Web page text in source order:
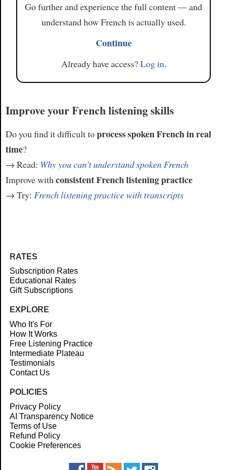
Go further and experience the full content — and
understand how French is actually used.
Continue
Already have access?Log in.
Improve your French listening skills
Do you find it difficult toprocess spoken French in real
time?
→ Read: Why you can't understand spoken French
Improve withconsistent French listening practice
→ Try: French listening practice with transcripts
RATES
Subscription Rates
Educational Rates
Gift Subscriptions
EXPLORE
Who It's For
How It Works
Free Listening Practice
Intermediate Plateau
Testimonials
Contact Us
POLICIES
Privacy Policy
AI Transparency Notice
Terms of Use
Refund Policy
Cookie Preferences